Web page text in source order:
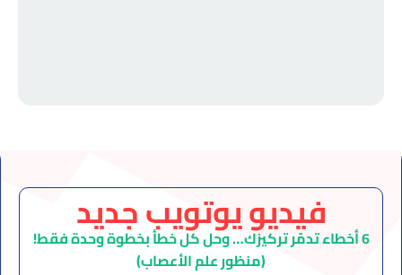
فيديو يوتويب جديد
6 أخطاء تدمّر تركيزك… وحل كل خطأ بخطوة وحدة فقط!
(منظور علم الأعصاب)